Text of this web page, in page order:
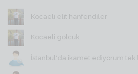
Kocaeli elit hanfendiler
Kocaeli golcuk
İstanbul'da ikamet ediyorum tek